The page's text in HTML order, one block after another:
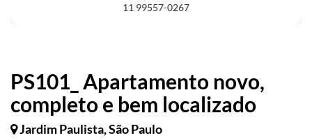
PS101_ Apartamento novo,
completo e bem localizado
Jardim Paulista, São Paulo
11 99557-0267